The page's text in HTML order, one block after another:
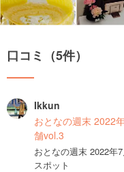
口コミ（5件）
Ikkun
おとなの週末 2022
舗vol.3
おとなの週末 2022年
スポット